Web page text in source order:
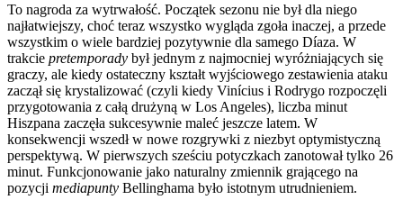
To nagroda za wytrwałość. Początek sezonu nie był dla niego
najłatwiejszy, choć teraz wszystko wygląda zgoła inaczej, a przede
wszystkim o wiele bardziej pozytywnie dla samego Díaza. W
trakcie pretemporady był jednym z najmocniej wyróżniających się
graczy, ale kiedy ostateczny kształt wyjściowego zestawienia ataku
zaczął się krystalizować (czyli kiedy Vinícius i Rodrygo rozpoczęli
przygotowania z całą drużyną w Los Angeles), liczba minut
Hiszpana zaczęła sukcesywnie maleć jeszcze latem. W
konsekwencji wszedł w nowe rozgrywki z niezbyt optymistyczną
perspektywą. W pierwszych sześciu potyczkach zanotował tylko 26
minut. Funkcjonowanie jako naturalny zmiennik grającego na
pozycji mediapunty Bellinghama było istotnym utrudnieniem.